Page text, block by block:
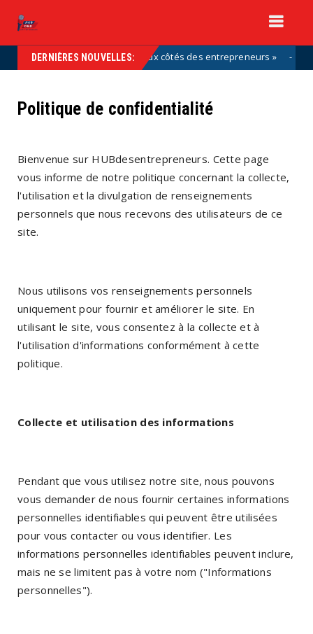
DERNIÈRES NOUVELLES:
font partie de la solution, aux côtés des entrepreneurs »
Politique de confidentialité
Bienvenue sur HUBdesentrepreneurs. Cette page
vous informe de notre politique concernant la collecte,
l'utilisation et la divulgation de renseignements
personnels que nous recevons des utilisateurs de ce
site.
Nous utilisons vos renseignements personnels
uniquement pour fournir et améliorer le site. En
utilisant le site, vous consentez à la collecte et à
l'utilisation d'informations conformément à cette
politique.
Collecte et utilisation des informations
Pendant que vous utilisez notre site, nous pouvons
vous demander de nous fournir certaines informations
personnelles identifiables qui peuvent être utilisées
pour vous contacter ou vous identifier. Les
informations personnelles identifiables peuvent inclure,
mais ne se limitent pas à votre nom ("Informations
personnelles").